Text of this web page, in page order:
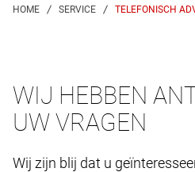
TELEFONISCH
WIJ HEBBEN
UW VRAGEN
Wij zijn blij dat u